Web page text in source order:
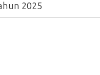
2025